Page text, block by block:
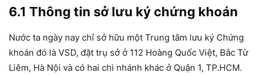
6.1 Thông tin sở lưu ký chứng khoán
Nước ta ngày nay chỉ sở hữu một Trung tâm lưu ký Chứng
khoán đó là VSD, đặt trụ sở ở 112 Hoàng Quốc Việt, Bắc Từ
Liêm, Hà Nội và có hai chi nhánh khác ở Quận 1, TP.HCM.